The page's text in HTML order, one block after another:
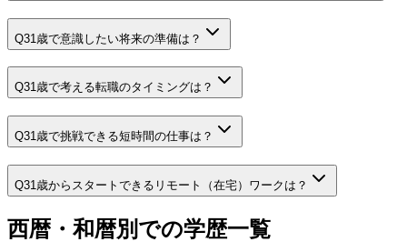
Q31歳で意識したい将来の準備は？
Q31歳で考える転職のタイミングは？
Q31歳で挑戦できる短時間の仕事は？
Q31歳からスタートできるリモート（在宅）ワークは？
西暦・和暦別での学歴一覧